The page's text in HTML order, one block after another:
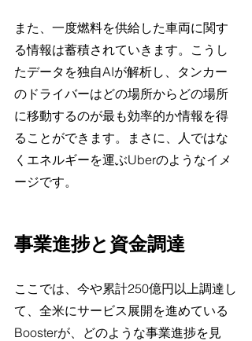
また、一度燃料を供給した車両に関す
る情報は蓄積されていきます。こうし
たデータを独自AIが解析し、タンカー
のドライバーはどの場所からどの場所
に移動するのが最も効率的か情報を得
ることができます。まさに、人ではな
くエネルギーを運ぶUberのようなイメ
ージです。
事業進捗と資金調達
ここでは、今や累計250億円以上調達し
て、全米にサービス展開を進めている
Boosterが、どのような事業進捗を見